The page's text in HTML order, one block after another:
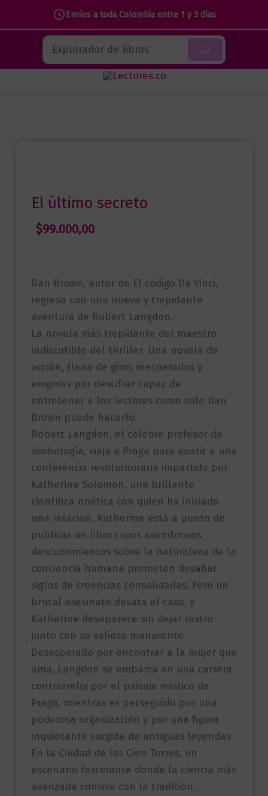
Envíos a toda Colombia entre 1 y 3 días
contenido
Buscar
El último secreto
$99.000,00
Dan Brown, autor de El código Da Vinci,
regresa con una nueva y trepidante
aventura de Robert Langdon.
La novela más trepidante del maestro
indiscutible del thriller. Una novela de
acción, llena de giros inesperados y
enigmas por descifrar capaz de
entretener a los lectores como solo Dan
Brown puede hacerlo.
Robert Langdon, el célebre profesor de
simbología, viaja a Praga para asistir a una
conferencia revolucionaria impartida por
Katherine Solomon, una brillante
científica noética con quien ha iniciado
una relación. Katherine está a punto de
publicar un libro cuyos asombrosos
descubrimientos sobre la naturaleza de la
conciencia humana prometen desafiar
siglos de creencias consolidadas. Pero un
brutal asesinato desata el caos, y
Katherine desaparece sin dejar rastro
junto con su valioso manuscrito.
Desesperado por encontrar a la mujer que
ama, Langdon se embarca en una carrera
contrarreloj por el paisaje místico de
Praga, mientras es perseguido por una
poderosa organización y por una figura
inquietante surgida de antiguas leyendas.
En la Ciudad de las Cien Torres, un
escenario fascinante donde la ciencia más
avanzada convive con la tradición,
cantidad